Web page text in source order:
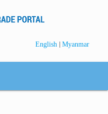
English | Myanmar